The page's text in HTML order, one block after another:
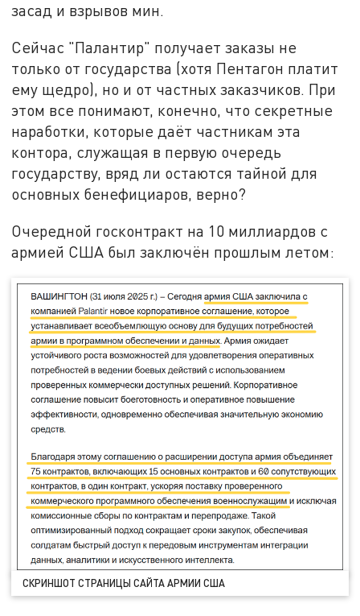
засад и взрывов мин.
Сейчас "Палантир" получает заказы не
только от государства (хотя Пентагон платит
ему щедро), но и от частных заказчиков. При
этом все понимают, конечно, что секретные
наработки, которые даёт частникам эта
контора, служащая в первую очередь
государству, вряд ли остаются тайной для
основных бенефициаров, верно?
Очередной госконтракт на 10 миллиардов с
армией США был заключён прошлым летом:
СКРИНШОТ СТРАНИЦЫ САЙТА АРМИИ США